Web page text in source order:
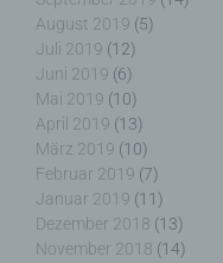
August 2019 (5)
Juli 2019 (12)
Juni 2019 (6)
Mai 2019 (10)
April 2019 (13)
März 2019 (10)
Februar 2019 (7)
Januar 2019 (11)
Dezember 2018 (13)
November 2018 (14)
Cookies /
Die
genannte
SessionStorage.
machen. Local
eine Technologie,
auf Ihrem
abspeichert.